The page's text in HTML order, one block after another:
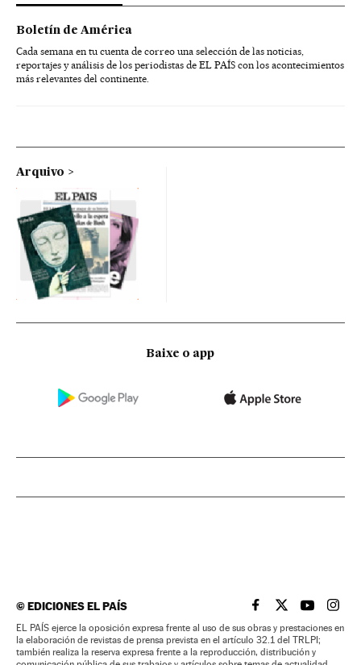
Boletín de América
Cada semana en tu cuenta de correo una selección de las noticias,
reportajes y análisis de los periodistas de EL PAÍS con los acontecimientos
más relevantes del continente.
Arquivo
Baixe o app
©EDICIONES EL PAÍS EL PAÍS BRASIL EN
EL PAÍSEL PAÍS
EL
EL PAÍS ejerce la oposición expresa frente al uso de sus obras y prestaciones en
la elaboración de revistas de prensa prevista en el artículo 32.1 del TRLPI;
también realiza la reserva expresa frente a la reproducción, distribución y